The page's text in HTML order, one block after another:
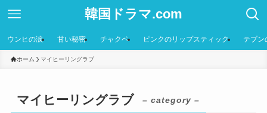
韓国ドラマ.com
ウンヒの涙 甘い秘密 チャクペ ピンクのリップスティック テプン
ホーム マイヒーリングラブ
マイヒーリングラブ – category –